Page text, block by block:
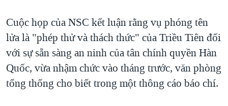
Cuộc họp của NSC kết luận rằng vụ phóng tên
lửa là "phép thử và thách thức" của Triều Tiên đối
với sự sẵn sàng an ninh của tân chính quyền Hàn
Quốc, vừa nhậm chức vào tháng trước, văn phòng
tổng thống cho biết trong một thông cáo báo chí.